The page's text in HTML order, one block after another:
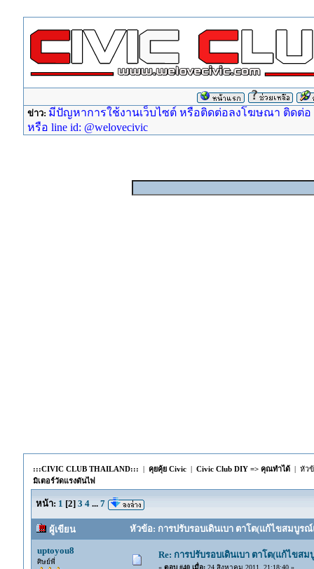
ข่าว: มีปัญหาการใช้งานเว็บไซต์ หรือติดต่อลงโฆษณา ติดต่อ
หรือ line id: @welovecivic
:::CIVIC CLUB THAILAND::: | คุยคุ้ย Civic| Civic Club DIY => คุณทำได้| หัว
มิเตอร์วัดแรงดันไฟ
หน้า: 1 [2] 3 4 ... 7
ผู้เขียน หัวข้อ: การปรับรอบเดินเบา ตาโต(แก้ไขสมบูร
uptoyou8
ศิษย์พี่
Re: การปรับรอบเดินเบา ตาโต(แก้ไขส
« ตอบ #40 เมื่อ:24 สิงหาคม 2011, 21:18:40 »